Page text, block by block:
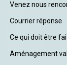
Venez nous
Courrier réponse
Ce qui doit être
Aménagement